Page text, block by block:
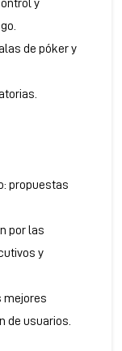
y
de póker y
propuestas
por las
y
mejores
de usuarios.